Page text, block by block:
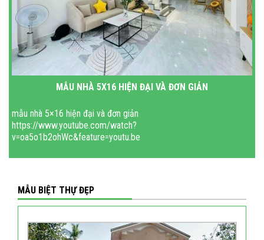
MẪU NHÀ 5X16 HIỆN ĐẠI VÀ ĐƠN GIẢN
mẫu nhà 5×16 hiện đại và đơn giản
https://www.youtube.com/watch?
v=oa5o1b2ohWc&feature=youtu.be
MẪU BIỆT THỰ ĐẸP